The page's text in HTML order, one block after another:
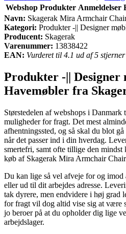
Webshop Produkter Anmeldelser
Navn: Skagerak Mira Armchair
Kategori: Produkter -|| Designer
Producent: Skagerak
Varenummer: 13838422
EAN: Vurderet til 4.1 ud af 5
Produkter -|| Designer
Havemøbler fra
Størstedelen af webshops i Danmark
muligheder for fragt. Det mest
afhentningssted, og så skal du blot
når det passer ind i din hverdag.
smertefri, samt ofte tillige den mindst
køb af Skagerak Mira Armchair
Du kan lige så vel afveje for og
eller ud til dit arbejdes adresse.
tak dyrere, men endvidere i høj grad
for fragt vil dog altid vise sig at være
jo beroer på at du opholder dig lige
arbejdslager.